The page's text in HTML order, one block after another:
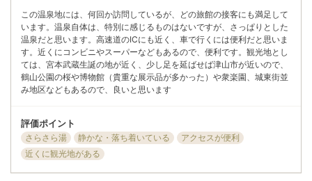
この温泉地には、何回か訪問しているが、どの旅館の接客にも満足して
います。温泉自体は、特別に感じるものはないですが、さっぱりとした
温泉だと思います。高速道のICにも近く、車で行くには便利だと思いま
す。近くにコンビニやスーパーなどもあるので、便利です。観光地とし
ては、宮本武蔵生誕の地が近く、少し足を延ばせば津山市が近いので、
鶴山公園の桜や博物館（貴重な展示品が多かった）や衆楽園、城東街並
み地区などもあるので、良いと思います
評価ポイント
さらさら湯 静かな・落ち着いている
アクセスが便利
近くに観光地がある